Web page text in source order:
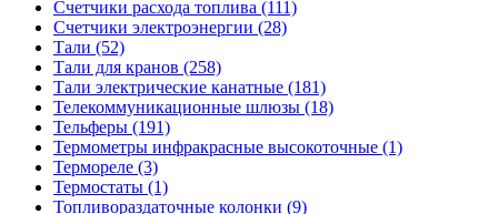
Счетчики расхода топлива (111)
Счетчики электроэнергии (28)
Тали (52)
Тали для кранов (258)
Тали электрические канатные (181)
Телекоммуникационные шлюзы (18)
Тельферы (191)
Термометры инфракрасные высокоточные (1)
Термореле (3)
Термостаты (1)
Топливораздаточные колонки (9)